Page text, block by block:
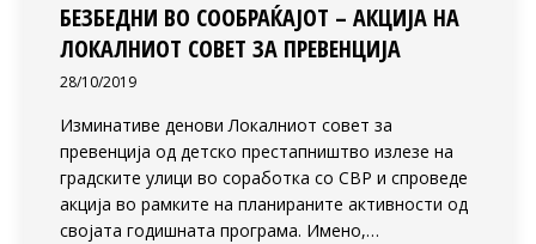
БЕЗБЕДНИ ВО СООБРАЌАЈОТ – АКЦИЈА НА
ЛОКАЛНИОТ СОВЕТ ЗА ПРЕВЕНЦИЈА
28/10/2019
Изминативе денови Локалниот совет за
превенција од детско престапништво излезе на
градските улици во соработка со СВР и спроведе
акција во рамките на планираните активности од
својата годишната програма. Имено,…